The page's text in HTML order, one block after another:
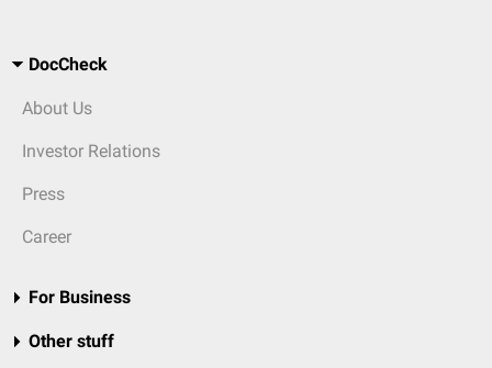
DocCheck
About Us
Investor Relations
Press
Career
For Business
Other stuff